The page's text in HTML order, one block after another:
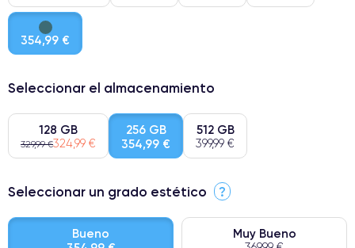
354,99 €
Seleccionar el almacenamiento
128 GB
329,99 €324,99 €
256 GB
354,99 €
512 GB
399,99 €
Seleccionar un grado estético ?
Bueno
Muy Bueno